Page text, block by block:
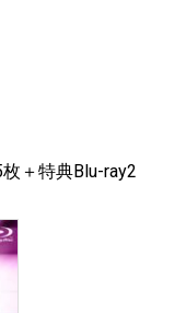
＋特典Blu-ray2